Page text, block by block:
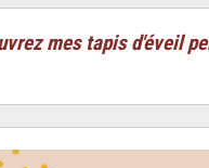
mes tapis d'éveil